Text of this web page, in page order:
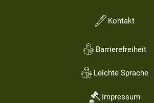
Kontakt
Barrierefreiheit
Leichte Sprache
Impressum